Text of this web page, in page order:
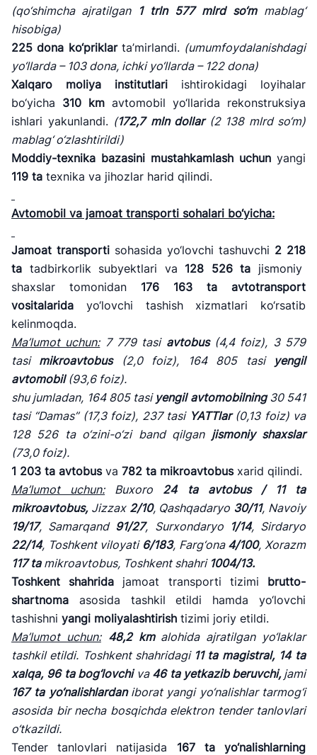
(qo‘shimcha ajratilgan 1 trln 577 mlrd so‘m mablag‘
hisobiga)
225dona ko‘priklar ta’mirlandi. (umumfoydalanishdagi
yo‘llarda – 103dona, ichki yo‘llarda – 122dona)
Xalqaro moliya institutlari ishtirokidagi loyihalar
bo‘yicha 310 km avtomobil yo‘llarida rekonstruksiya
ishlari yakunlandi. (172,7 mln dollar(2 138 mlrd so‘m)
mablag‘ o‘zlashtirildi)
Moddiy-texnika bazasini mustahkamlash uchun yangi
119 ta texnika va jihozlar harid qilindi.
Avtomobil va jamoat transporti sohalari bo‘yicha:
Jamoat transporti sohasida yo‘lovchi tashuvchi 2 218
ta tadbirkorlik subyektlari va 128 526 ta jismoniy
shaxslar tomonidan 176 163 ta
avtotransport
vositalarida yo‘lovchi tashish xizmatlari ko‘rsatib
kelinmoqda.
Ma’lumot uchun:7 779 tasi avtobus(4,4 foiz), 3 579
tasi mikroavtobus(2,0 foiz), 164 805 tasi yengil
avtomobil(93,6 foiz).
shu jumladan, 164 805 tasi yengil avtomobilning30 541
tasi “Damas” (17,3 foiz), 237 tasi YATTlar(0,13 foiz)va
128 526 ta o‘zini-o‘zi band qilgan jismoniy shaxslar
(73,0 foiz).
1 203 ta avtobusva 782 ta mikroavtobusxarid qilindi.
Ma’lumot uchun:Buxoro 24 ta avtobus / 11 ta
mikroavtobus,Jizzax 2/10, Qashqadaryo 30/11, Navoiy
19/17, Samarqand 91/27, Surxondaryo 1/14, Sirdaryo
22/14, Toshkent viloyati 6/183, Farg‘ona 4/100, Xorazm
117 tamikroavtobus, Toshkent shahri 1004/13.
Toshkent shahrida jamoat transporti tizimi brutto-
shartnoma asosida tashkil etildi hamda yo‘lovchi
tashishni yangi moliyalashtirish tizimi joriy etildi.
Ma’lumot uchun: 48,2 kmalohida ajratilgan yo‘laklar
tashkil etildi. Toshkent shahridagi 11 tamagistral, 14 ta
xalqa, 96 ta bog‘lovchi va 46 ta yetkazib beruvchi,jami
167 ta yo‘nalishlardaniborat yangi yo‘nalishlar tarmog‘i
asosida bir necha bosqichda elektron tender tanlovlari
o‘tkazildi.
Tender tanlovlari natijasida 167 ta yo‘nalishlarning